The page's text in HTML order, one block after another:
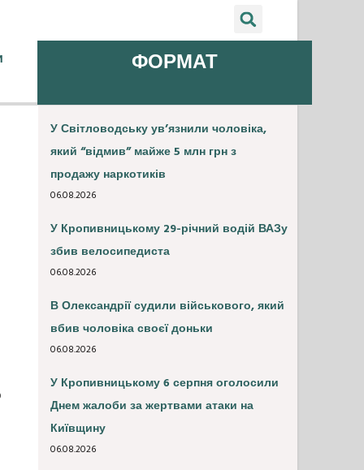
ФОРМАТ
У Світловодську ув’язнили чоловіка,
який “відмив” майже 5 млн грн з
продажу наркотиків
06.08.2026
У Кропивницькому 29-річний водій ВАЗу
збив велосипедиста
06.08.2026
В Олександрії судили військового, який
вбив чоловіка своєї доньки
06.08.2026
У Кропивницькому 6 серпня оголосили
Днем жалоби за жертвами атаки на
Київщину
06.08.2026